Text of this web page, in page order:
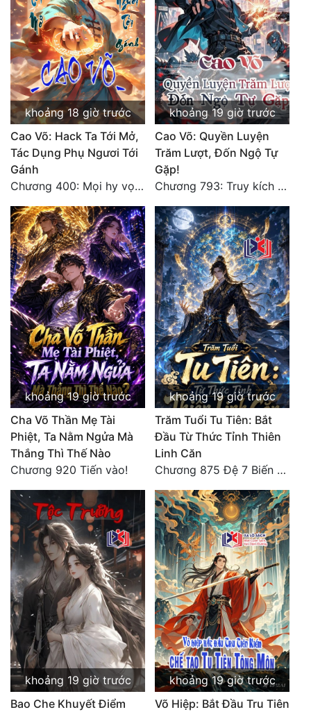
Đẹp
Đẹp Hiệp
Tính Cách Nhân Vật :
Cơ Trí
Sát Phạt Quyết Đoán
Vô Sỉ
Điềm Đạm
khoảng 18 giờ trước
Cao Võ: Hack Ta Tới Mở,
Tác Dụng Phụ Ngươi Tới
Gánh
Chương 400: Mọi hy vọng đặt trên Tô Mặc!
khoảng 19 giờ trước
Cao Võ: Quyền Luyện
Trăm Lượt, Đốn Ngộ Tự
Gặp!
Chương 793: Truy kích (2)
khoảng 19 giờ trước
Cha Võ Thần Mẹ Tài
Phiệt, Ta Nằm Ngửa Mà
Thắng Thì Thế Nào
Chương 920 Tiến vào!
khoảng 19 giờ trước
Trăm Tuổi Tu Tiên: Bắt
Đầu Từ Thức Tỉnh Thiên
Linh Căn
Chương 875 Đệ 7 Biến Thánh Long Biến!
khoảng 19 giờ trước
Bao Che Khuyết Điểm
khoảng 19 giờ trước
Võ Hiệp: Bắt Đầu Tru Tiên